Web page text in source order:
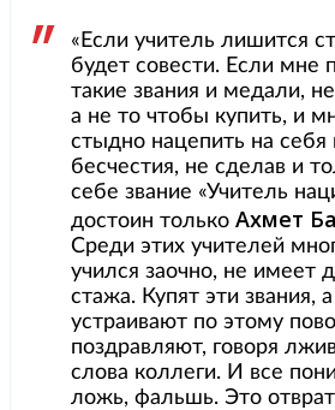
«Если учитель лишится
будет совести. Если мне
такие звания и медали,
а не то чтобы купить, и
стыдно нацепить на себя
бесчестия, не сделав и
себе звание «Учитель
достоин только Ахмет
Среди этих учителей
учился заочно, не имеет
стажа. Купят эти звания,
устраивают по этому
поздравляют, говоря
слова коллеги. И все
ложь, фальшь. Это